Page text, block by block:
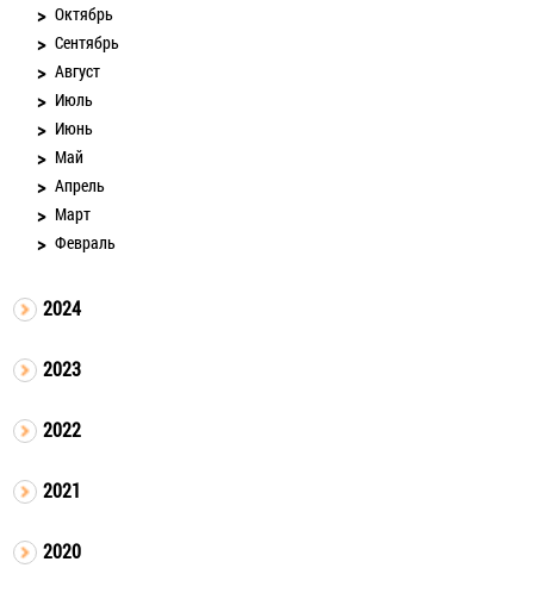
Октябрь
Сентябрь
Август
Июль
Июнь
Май
Апрель
Март
Февраль
2024
2023
2022
2021
2020